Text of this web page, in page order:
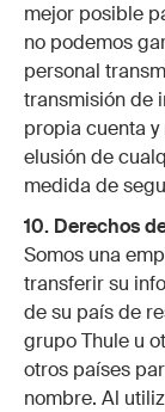
mejor posible
no podemos
personal
transmisión de
propia cuenta
elusión de
medida de
10. Derechos
Somos una
transferir su
de su país de
grupo Thule u
otros países
nombre. Al